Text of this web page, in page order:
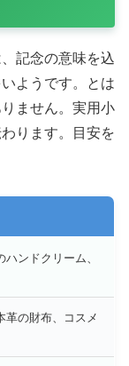
記念の意味を込
ようです。とは
ません。実用小
ります。目安を
ンドクリーム、
革の財布、コスメ